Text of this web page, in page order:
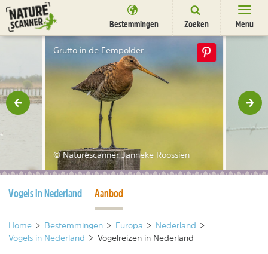
Ga
naar
content
Bestemmingen Zoeken Menu
Bestemmingen
Overnachten
Activiteiten
Nieuwsbrief
Grutto in de Eempolder
© Naturescanner Janneke Roossien
Huidige pagina
Vogels in Nederland Huidige pagina
Aanbod
Home > Bestemmingen > Europa > Nederland
>
Vogels in Nederland
> Vogelreizen in Nederland